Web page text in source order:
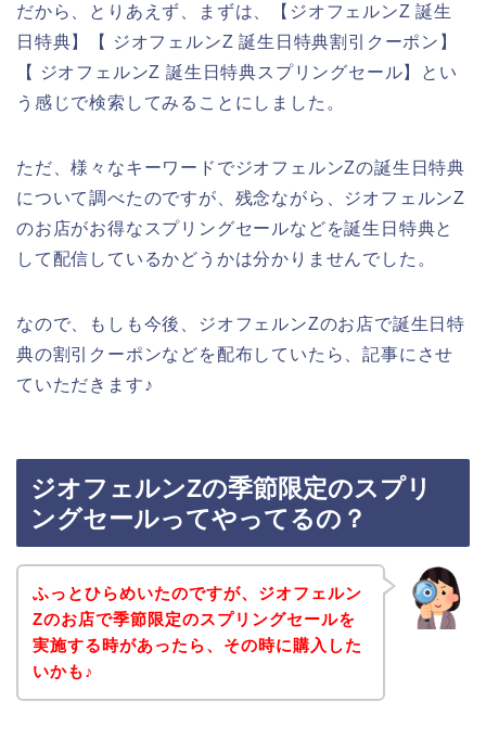
だから、とりあえず、まずは、【ジオフェルンZ 誕生
日特典】【 ジオフェルンZ 誕生日特典割引クーポン】
【 ジオフェルンZ 誕生日特典スプリングセール】とい
う感じで検索してみることにしました。
ただ、様々なキーワードでジオフェルンZの誕生日特典
について調べたのですが、残念ながら、ジオフェルンZ
のお店がお得なスプリングセールなどを誕生日特典と
して配信しているかどうかは分かりませんでした。
なので、もしも今後、ジオフェルンZのお店で誕生日特
典の割引クーポンなどを配布していたら、記事にさせ
ていただきます♪
ジオフェルンZの季節限定のスプリ
ングセールってやってるの？
ふっとひらめいたのですが、ジオフェルン
Zのお店で季節限定のスプリングセールを
実施する時があったら、その時に購入した
いかも♪